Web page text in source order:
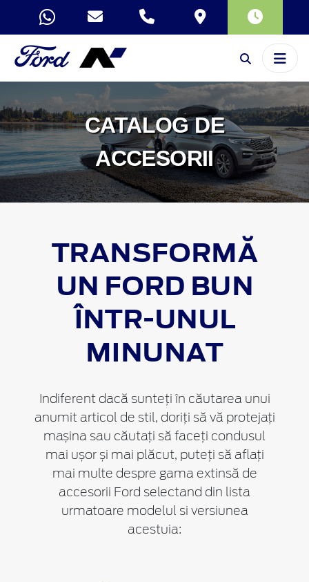
CATALOG DE
ACCESORII
TRANSFORMĂ
UN FORD BUN
ÎNTR-UNUL
MINUNAT
Indiferent dacă sunteți în căutarea unui
anumit articol de stil, doriți să vă protejați
mașina sau căutați să faceți condusul
mai ușor și mai plăcut, puteți să aflați
mai multe despre gama extinsă de
accesorii Ford selectand din lista
urmatoare modelul si versiunea
acestuia: